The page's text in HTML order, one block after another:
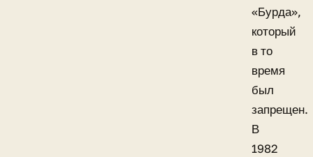
«Бурда»,
который
в то
время
был
запрещен.
В
1982